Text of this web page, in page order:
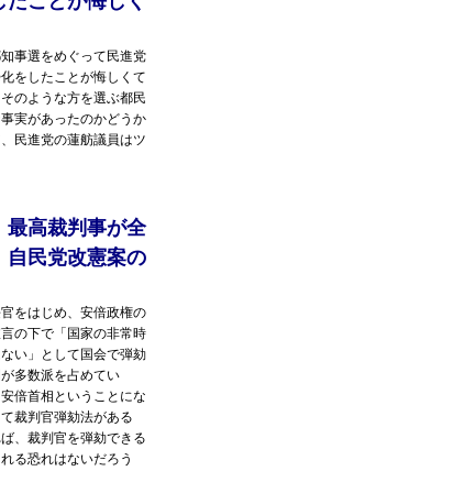
事選をめぐって民進党
をしたことが悔しくて
のような方を選ぶ都民
実があったのかどうか
民進党の蓮舫議員はツ
高裁判事が全
民党改憲案の
をはじめ、安倍政権の
の下で「国家の非常時
い」として国会で弾劾
多数派を占めてい
倍首相ということにな
裁判官弾劾法がある
、裁判官を弾劾できる
る恐れはないだろう